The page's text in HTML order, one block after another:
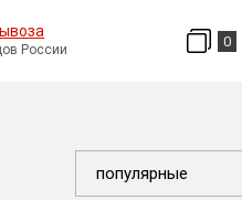
России
0
популярные